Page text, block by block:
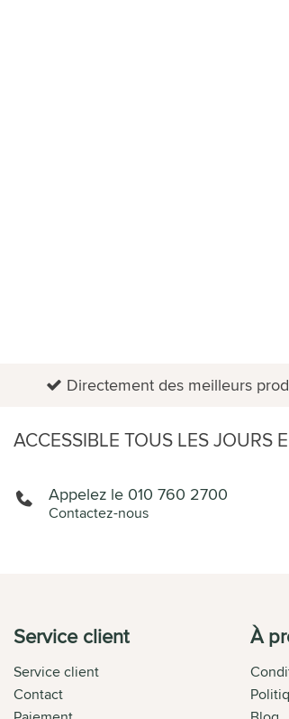
Directement des meilleurs
ACCESSIBLE TOUS LES JOURS
Appelez le 010 760 2700
Contactez-nous
Service client
Service client
Contact
À